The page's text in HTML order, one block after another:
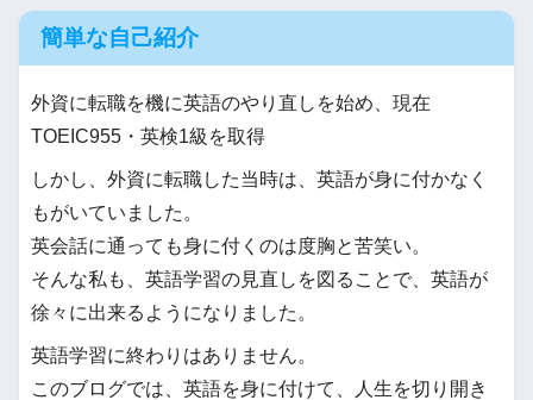
簡単な自己紹介
外資に転職を機に英語のやり直しを始め、現在
TOEIC955・英検1級を取得
しかし、外資に転職した当時は、英語が身に付かなく
もがいていました。
英会話に通っても身に付くのは度胸と苦笑い。
そんな私も、英語学習の見直しを図ることで、英語が
徐々に出来るようになりました。
英語学習に終わりはありません。
このブログでは、英語を身に付けて、人生を切り開き